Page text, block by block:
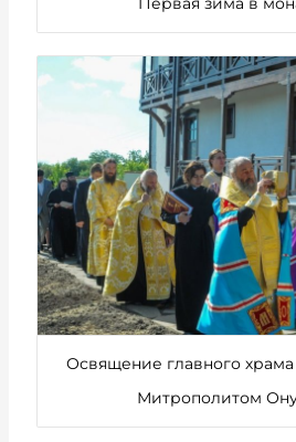
Первая зима в
Освящение главного
Митрополитом